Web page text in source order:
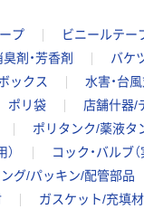
プ ビニールテー
臭剤・芳香剤 バケ
ックス 水害・台
ポリ袋 店舗什器/
ポリタンク/薬液タ
コック・バルブ（
グ/パッキン/配管部品
ガスケット/充填材